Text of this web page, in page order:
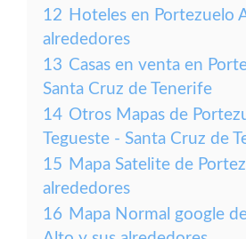
12 Hoteles en Portezuelo
alrededores
13 Casas en venta en
Santa Cruz de Tenerife
14 Otros Mapas de
Tegueste - Santa Cruz de
15 Mapa Satelite de
alrededores
16 Mapa Normal google